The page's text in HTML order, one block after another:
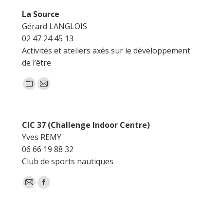
Site
web
La Source
Gérard LANGLOIS
02 47 24 45 13
Activités et ateliers axés sur le développement
de l’être
Blog
Site
web
E-
CIC 37 (Challenge Indoor Centre)
Yves REMY
06 66 19 88 32
Club de sports nautiques
E-
Facebook